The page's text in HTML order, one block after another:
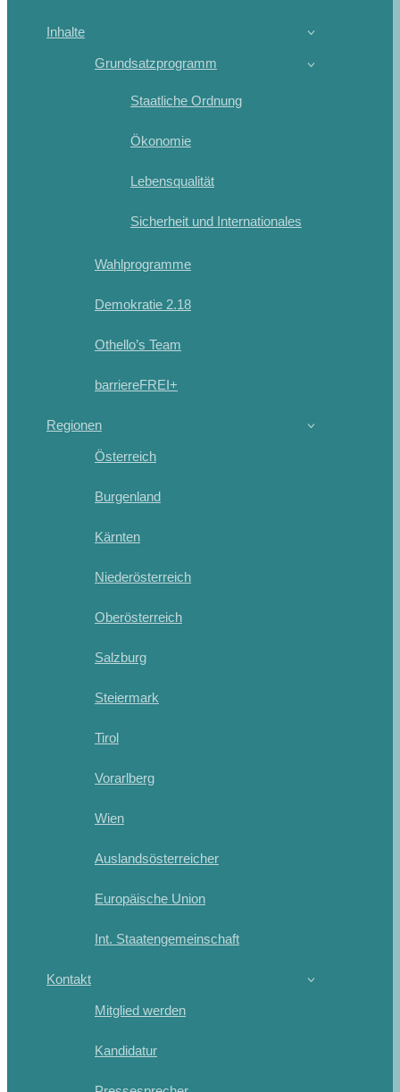
Inhalte
Grundsatzprogramm
Staatliche Ordnung
Ökonomie
Lebensqualität
Sicherheit und Internationales
Wahlprogramme
Demokratie 2.18
Othello’s Team
barriereFREI+
Regionen
Österreich
Burgenland
Kärnten
Niederösterreich
Oberösterreich
Salzburg
Steiermark
Tirol
Vorarlberg
Wien
Auslandsösterreicher
Europäische Union
Int. Staatengemeinschaft
Kontakt
Mitglied werden
Kandidatur